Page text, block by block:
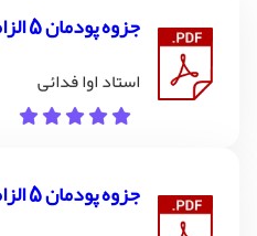
جزوه پودمان 5 الزامات محیط کار دهم هنرستان
استاد اوا فدائی
جزوه پودمان 5 الزامات محیط کار هنرستان